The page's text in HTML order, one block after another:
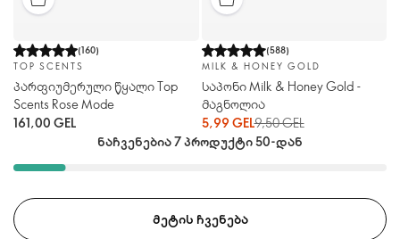
(160)
TOP SCENTS
პარფიუმერული წყალი Top
Scents Rose Mode
161,00 GEL
(588)
MILK & HONEY GOLD
საპონი Milk & Honey Gold -
მაგნოლია
5,99 GEL9,50 GEL
ნაჩვენებია 7 პროდუქტი 50-დან
ᲛᲔᲢᲘᲡ ᲩᲕᲔᲜᲔᲑᲐ